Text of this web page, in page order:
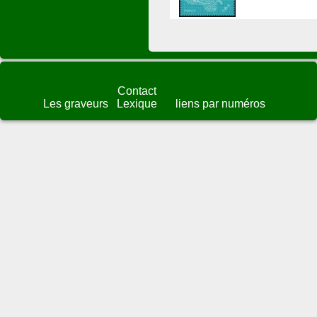
Les graveurs
Contact
Lexique
liens par numéros